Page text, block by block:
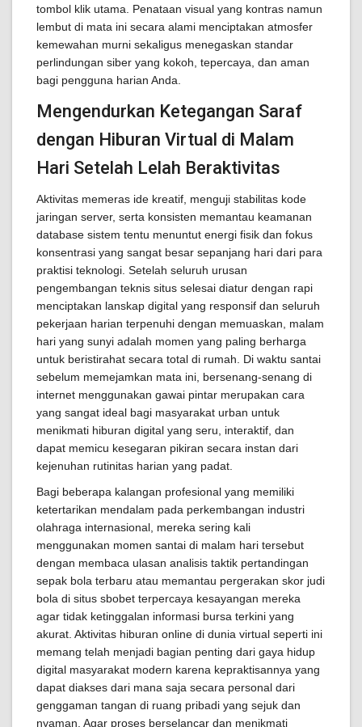
tombol klik utama. Penataan visual yang kontras namun
lembut di mata ini secara alami menciptakan atmosfer
kemewahan murni sekaligus menegaskan standar
perlindungan siber yang kokoh, tepercaya, dan aman
bagi pengguna harian Anda.
Mengendurkan Ketegangan Saraf
dengan Hiburan Virtual di Malam
Hari Setelah Lelah Beraktivitas
Aktivitas memeras ide kreatif, menguji stabilitas kode
jaringan server, serta konsisten memantau keamanan
database sistem tentu menuntut energi fisik dan fokus
konsentrasi yang sangat besar sepanjang hari dari para
praktisi teknologi. Setelah seluruh urusan
pengembangan teknis situs selesai diatur dengan rapi
menciptakan lanskap digital yang responsif dan seluruh
pekerjaan harian terpenuhi dengan memuaskan, malam
hari yang sunyi adalah momen yang paling berharga
untuk beristirahat secara total di rumah. Di waktu santai
sebelum memejamkan mata ini, bersenang-senang di
internet menggunakan gawai pintar merupakan cara
yang sangat ideal bagi masyarakat urban untuk
menikmati hiburan digital yang seru, interaktif, dan
dapat memicu kesegaran pikiran secara instan dari
kejenuhan rutinitas harian yang padat.
Bagi beberapa kalangan profesional yang memiliki
ketertarikan mendalam pada perkembangan industri
olahraga internasional, mereka sering kali
menggunakan momen santai di malam hari tersebut
dengan membaca ulasan analisis taktik pertandingan
sepak bola terbaru atau memantau pergerakan skor judi
bola di situs sbobet terpercaya kesayangan mereka
agar tidak ketinggalan informasi bursa terkini yang
akurat. Aktivitas hiburan online di dunia virtual seperti ini
memang telah menjadi bagian penting dari gaya hidup
digital masyarakat modern karena kepraktisannya yang
dapat diakses dari mana saja secara personal dari
genggaman tangan di ruang pribadi yang sejuk dan
nyaman. Agar proses berselancar dan menikmati